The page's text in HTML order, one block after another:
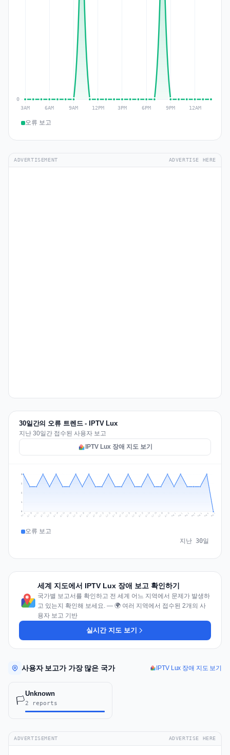
오류 보고
ADVERTISEMENT ADVERTISE HERE
30일간의 오류 트렌드 - IPTV Lux
지난 30일간 접수된 사용자 보고
IPTV Lux 장애 지도 보기
1
2
2
3
Jul 9 Jul 10 Jul 11 Jul 12 Jul 13 Jul 14 Jul 15 Jul 16 Jul 17 Jul 18 Jul 19 Jul 20 Jul 21 Jul 22 Jul 23 Jul 24 Jul 25 Jul 26 Jul 27 Jul 28 Jul 29 Jul 30 Jul 31 Aug 1 Aug 2 Aug 3 Aug 4 Aug 5 Aug 6 Aug 7
오류 보고
지난 30일
세계 지도에서 IPTV Lux 장애 보고 확인하기
국가별 보고서를 확인하고 전 세계 어느 지역에서 문제가 발생하
고 있는지 확인해 보세요. — 🌍 여러 지역에서 접수된 2개의 사
용자 보고 기반
실시간 지도 보기
사용자 보고가 가장 많은 국가 IPTV Lux 장애 지도 보기
🏳️
Unknown
2 reports
ADVERTISEMENT ADVERTISE HERE